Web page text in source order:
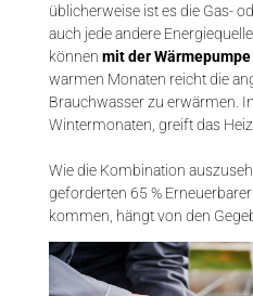
üblicherweise ist es die Gas-
auch jede andere
können mit der
warmen Monaten reicht die
Brauchwasser zu erwärmen.
Wintermonaten, greift das
Wie die Kombination
geforderten 65 %
kommen, hängt von den